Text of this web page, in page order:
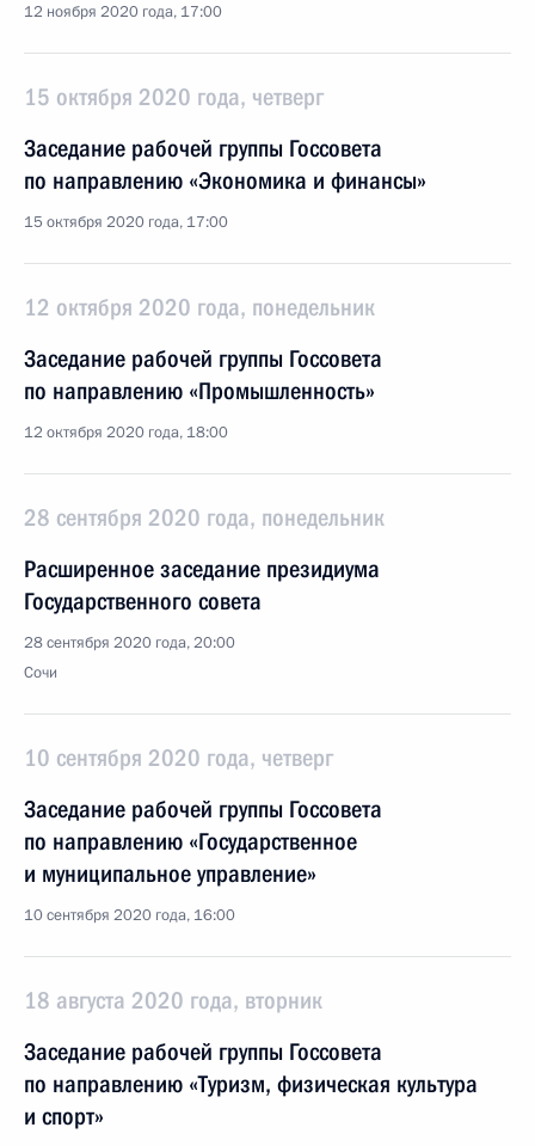
12 ноября 2020 года, 17:00
15 октября 2020 года, четверг
Заседание рабочей группы Госсовета
по направлению «Экономика и финансы»
15 октября 2020 года, 17:00
12 октября 2020 года, понедельник
Заседание рабочей группы Госсовета
по направлению «Промышленность»
12 октября 2020 года, 18:00
28 сентября 2020 года, понедельник
Расширенное заседание президиума
Государственного совета
28 сентября 2020 года, 20:00
Сочи
10 сентября 2020 года, четверг
Заседание рабочей группы Госсовета
по направлению «Государственное
и муниципальное управление»
10 сентября 2020 года, 16:00
18 августа 2020 года, вторник
Заседание рабочей группы Госсовета
по направлению «Туризм, физическая культура
и спорт»